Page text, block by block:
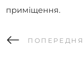
приміщення.
ПОПЕРЕДНЯ